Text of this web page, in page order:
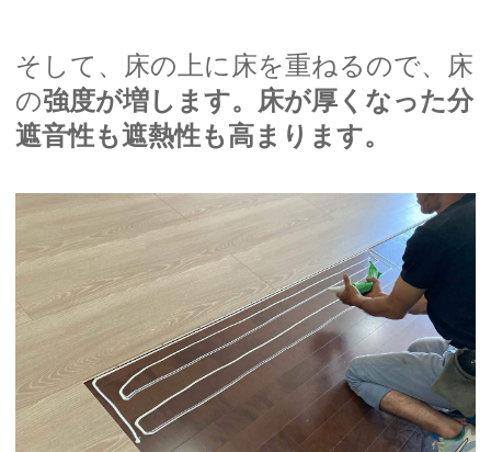
そして、床の上に床を重ねるので、床
の強度が増します。床が厚くなった分
遮音性も遮熱性も高まります。